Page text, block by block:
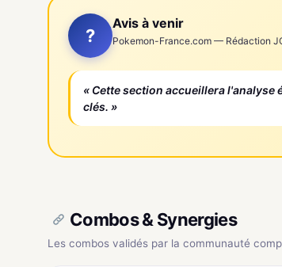
?
Avis à venir
Pokemon-France.com — Rédaction
« Cette section accueillera
clés. »
Combos & Synergies
Les combos validés par la communauté